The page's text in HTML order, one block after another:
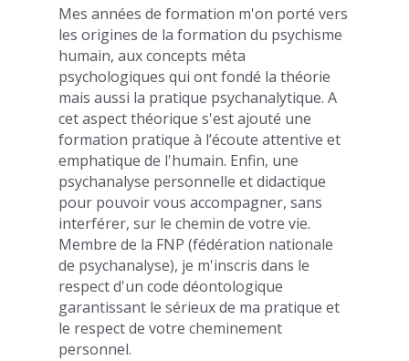
Mes années de formation m'on porté vers
les origines de la formation du psychisme
humain, aux concepts méta
psychologiques qui ont fondé la théorie
mais aussi la pratique psychanalytique. A
cet aspect théorique s'est ajouté une
formation pratique à l’écoute attentive et
emphatique de l'humain. Enfin, une
psychanalyse personnelle et didactique
pour pouvoir vous accompagner, sans
interférer, sur le chemin de votre vie.
Membre de la FNP (fédération nationale
de psychanalyse), je m'inscris dans le
respect d'un code déontologique
garantissant le sérieux de ma pratique et
le respect de votre cheminement
personnel.